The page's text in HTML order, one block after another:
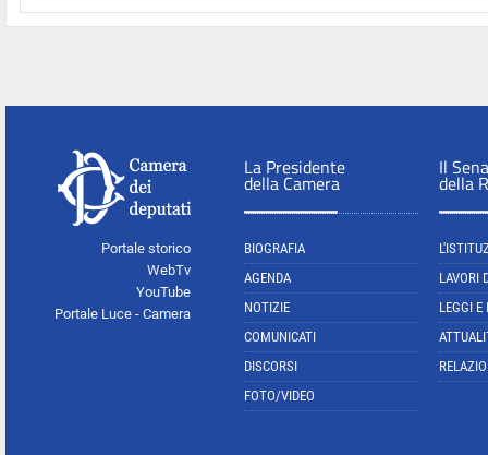
Portale storico
WebTv
YouTube
Portale Luce - Camera
La Presidente
della Camera
BIOGRAFIA
AGENDA
NOTIZIE
COMUNICATI
DISCORSI
FOTO/VIDEO
Il
della
LAVORI
LEGGI E